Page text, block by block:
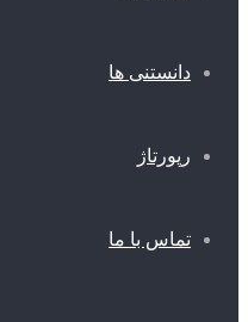
دانستنی ها
رپورتاژ
تماس با ما